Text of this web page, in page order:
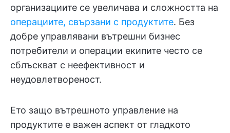
организациите се увеличава и сложността на
операциите, свързани с продуктите. Без
добре управлявани вътрешни бизнес
потребители и операции екипите често се
сблъскват с неефективност и
неудовлетвореност.
Ето защо вътрешното управление на
продуктите е важен аспект от гладкото